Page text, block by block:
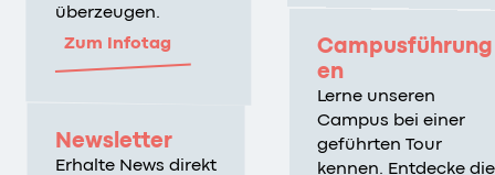
überzeugen.
Zum Infotag
Newsletter
Erhalte News direkt
Campusführung
en
Lerne unseren
Campus bei einer
geführten Tour
kennen. Entdecke die